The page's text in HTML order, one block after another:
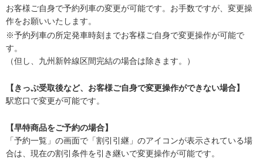
お客様ご自身で予約列車の変更が可能です。お手数ですが、変更操
作をお願いいたします。
※予約列車の所定発車時刻までお客様ご自身で変更操作が可能で
す。
（但し、九州新幹線区間完結の場合は除きます。）
【きっぷ受取後など、お客様ご自身で変更操作ができない場合】
駅窓口で変更が可能です。
【早特商品をご予約の場合】
「予約一覧」の画面で「割引引継」のアイコンが表示されている場
合は、現在の割引条件を引き継いで変更操作が可能です。